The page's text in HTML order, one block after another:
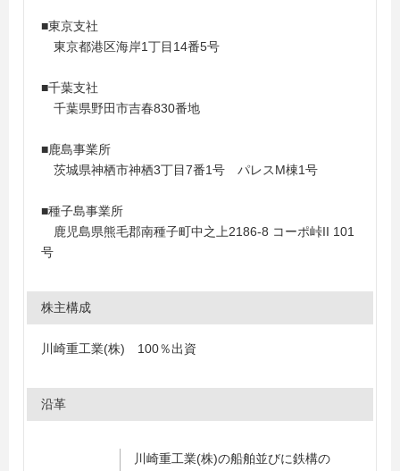
■東京支社
東京都港区海岸1丁目14番5号
■千葉支社
千葉県野田市吉春830番地
■鹿島事業所
茨城県神栖市神栖3丁目7番1号 パレスM棟1号
■種子島事業所
鹿児島県熊毛郡南種子町中之上2186-8 コーポ峠II 101
号
株主構成
川崎重工業(株) 100％出資
沿革
川崎重工業(株)の船舶並びに鉄構の